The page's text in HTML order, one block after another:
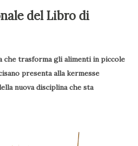
del Libro di
che trasforma gli alimenti in piccole
presenta alla kermesse
nuova disciplina che sta